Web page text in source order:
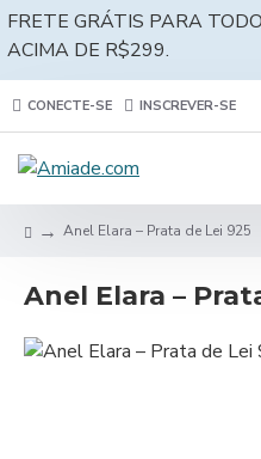
FRETE GRÁTIS PARA
ACIMA DE R$299.
CONECTE-SE INSCREVER-SE
Anel Elara – Prata de Lei 925
Anel Elara –